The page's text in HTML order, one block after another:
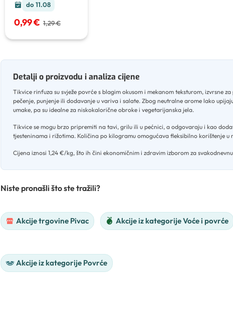
do 11.08
0,99 € 1,29 €
Detalji o proizvodu i analiza cijene
Tikvice rinfuza su svježe povrće s blagim okusom i mekanom teksturom, izvrsne za
pečenje, punjenje ili dodavanje u variva i salate. Zbog neutralne arome lako
umake, pa su idealne za niskokalorične obroke i vegetarijanska jela.
Tikvice se mogu brzo pripremiti na tavi, grilu ili u pećnici, a odgovaraju i kao
tjesteninama i rižotima. Količina po kilogramu omogućava fleksibilno korištenje u
Cijena iznosi 1,24 €/kg, što ih čini ekonomičnim i zdravim izborom za
Niste pronašli što ste tražili?
Akcije trgovine Pivac Akcije iz kategorije Voće i povrće
Akcije iz kategorije Povrće